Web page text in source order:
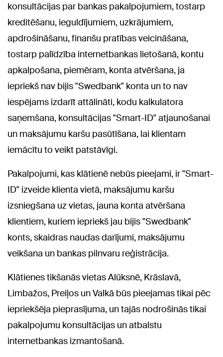
konsultācijas par bankas pakalpojumiem, tostarp
kreditēšanu, ieguldījumiem, uzkrājumiem,
apdrošināšanu, finanšu pratības veicināšana,
tostarp palīdzība internetbankas lietošanā, kontu
apkalpošana, piemēram, konta atvēršana, ja
iepriekš nav bijis "Swedbank" konta un to nav
iespējams izdarīt attālināti, kodu kalkulatora
saņemšana, konsultācijas "Smart-ID" atjaunošanai
un maksājumu karšu pasūtīšana, lai klientam
iemācītu to veikt patstāvīgi.
Pakalpojumi, kas klātienē nebūs pieejami, ir "Smart-
ID" izveide klienta vietā, maksājumu karšu
izsniegšana uz vietas, jauna konta atvēršana
klientiem, kuriem iepriekš jau bijis "Swedbank"
konts, skaidras naudas darījumi, maksājumu
veikšana un bankas pilnvaru reģistrācija.
Klātienes tikšanās vietas Alūksnē, Krāslavā,
Limbažos, Preiļos un Valkā būs pieejamas tikai pēc
iepriekšēja pieprasījuma, un tajās nodrošinās tikai
pakalpojumu konsultācijas un atbalstu
internetbankas izmantošanā.